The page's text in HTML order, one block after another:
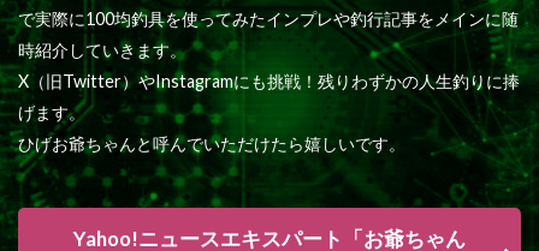
で実際に100均釣具を使ってみたインプレや釣行記事をメインに随
時紹介していきます。
X（旧Twitter）やInstagramにも挑戦！残りわずかの人生釣りに捧
げます。
ひげお爺ちゃんと呼んでいただけたら嬉しいです。
Yahoo!ニュースエキスパート「お爺ちゃん